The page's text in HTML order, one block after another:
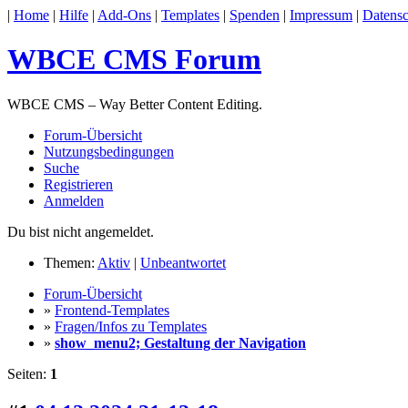
| Home | Hilfe | Add-Ons | Templates | Spenden | Impressum |
WBCE CMS Forum
WBCE CMS – Way Better Content Editing.
Forum-Übersicht
Nutzungsbedingungen
Suche
Registrieren
Anmelden
Du bist nicht angemeldet.
Themen: Aktiv | Unbeantwortet
Forum-Übersicht
» Frontend-Templates
» Fragen/Infos zu Templates
» show_menu2; Gestaltung der Navigation
Seiten: 1